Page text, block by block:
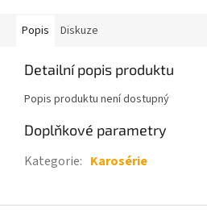
Popis Diskuze
Detailní popis produktu
Popis produktu není dostupný
Doplňkové parametry
Kategorie: Karosérie